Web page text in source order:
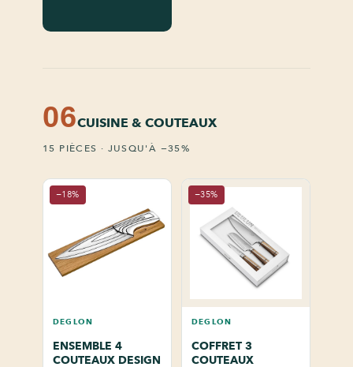
06CUISINE & COUTEAUX
15 PIÈCES · JUSQU'À −35%
−18%
DEGLON
ENSEMBLE 4
COUTEAUX DESIGN
−35%
DEGLON
COFFRET 3
COUTEAUX